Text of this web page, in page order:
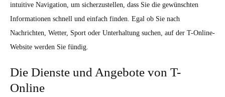
intuitive Navigation, um sicherzustellen, dass Sie die gewünschten
Informationen schnell und einfach finden. Egal ob Sie nach
Nachrichten, Wetter, Sport oder Unterhaltung suchen, auf der T-Online-
Website werden Sie fündig.
Die Dienste und Angebote von T-
Online